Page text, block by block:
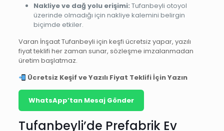
Nakliye ve dağ yolu erişimi: Tufanbeyli otoyol
üzerinde olmadığı için nakliye kalemini belirgin
biçimde etkiler.
Varan İnşaat Tufanbeyli için keşfi ücretsiz yapar, yazılı
fiyat teklifi her zaman sunar, sözleşme imzalanmadan
üretim başlatmaz.
Ücretsiz Keşif ve Yazılı Fiyat Teklifi İçin Yazın
WhatsApp’tan Mesaj Gönder
Tufanbeyli’de Prefabrik Ev